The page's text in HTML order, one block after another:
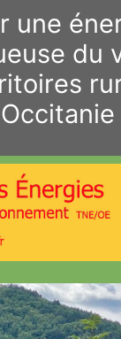
une
du
Occitanie